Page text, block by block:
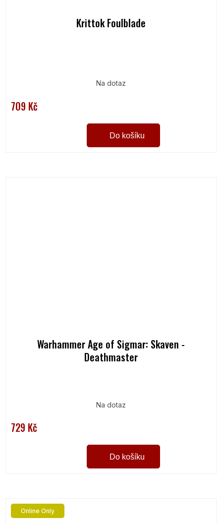
Krittok Foulblade
Na dotaz
709 Kč
Do košíku
Warhammer Age of Sigmar: Skaven -
Deathmaster
Na dotaz
729 Kč
Do košíku
Online Only